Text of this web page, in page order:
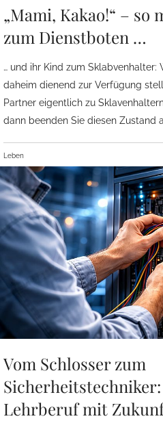
„Mami, Kakao!“ – so
zum Dienstboten …
… und ihr Kind zum Sklabvenhalter:
daheim dienend zur Verfügung
Partner eigentlich zu
dann beenden Sie diesen Zustand
Leben
Vom Schlosser zum
Lehrberuf mit